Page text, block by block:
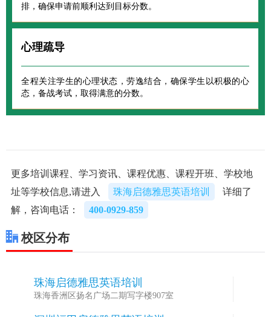
排，确保申请前顺利达到目标分数。
心理疏导
全程关注学生的心理状态，劳逸结合，确保学生以积极的心
态，备战考试，取得满意的分数。
更多培训课程、学习资讯、课程优惠、课程开班、学校地
址等学校信息,请进入
珠海启德雅思英语培训
详细了
解，咨询电话：
400-0929-859
校区分布
珠海启德雅思英语培训
珠海香洲区扬名广场二期写字楼907室